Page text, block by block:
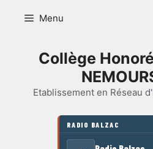
Menu
Collège
Etablissement en Réseau